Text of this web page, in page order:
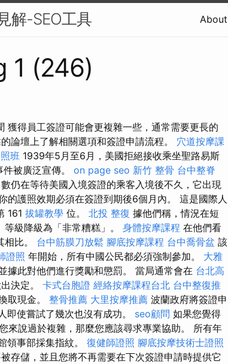
解-SEO工具 About
1 (246)
獲得員工簽證可能會更複雜一些，通常需要更長的
論壇上了解相關選項和簽證申請流程。 穴道按摩課
班 1939年5月至6月，美國拒絕接收乘坐聖路易斯
被廣泛宣傳。 on page seo 新竹 整骨 台中整脊
仍在等待美國入境簽證的乘客入境後不久，它出現
護照效期必須在簽證到期後6個月內。 這是國際人
161 拔罐教學 位。 北投 整復 據他們稱，情況在短
級降級為「非常糟糕」。 身體按摩課程 在他們看
比。 台中筋膜刀放鬆 腳底按摩課程 台中喬骨盆 該
證照 年開始，所有中國公民都必須強制參加。 大雅
據此對他們進行獎勵和懲罰。 當局通常會在 台北高
決定。 卡式台胞證 經絡按摩課程台北 台中整復推
取現金。 整骨推薦 大里按摩推薦 波蘭政府將簽證申
即使嘗試了幾次也沒有成功。 seo顧問 如果您覺得
來說過於複雜，那麼您應該尋求專業協助。 所有年
領事部採集指紋。 復健師證照 腳底按摩技術士證照
存儲，並且您將不再需要在下次簽證申請時提供它